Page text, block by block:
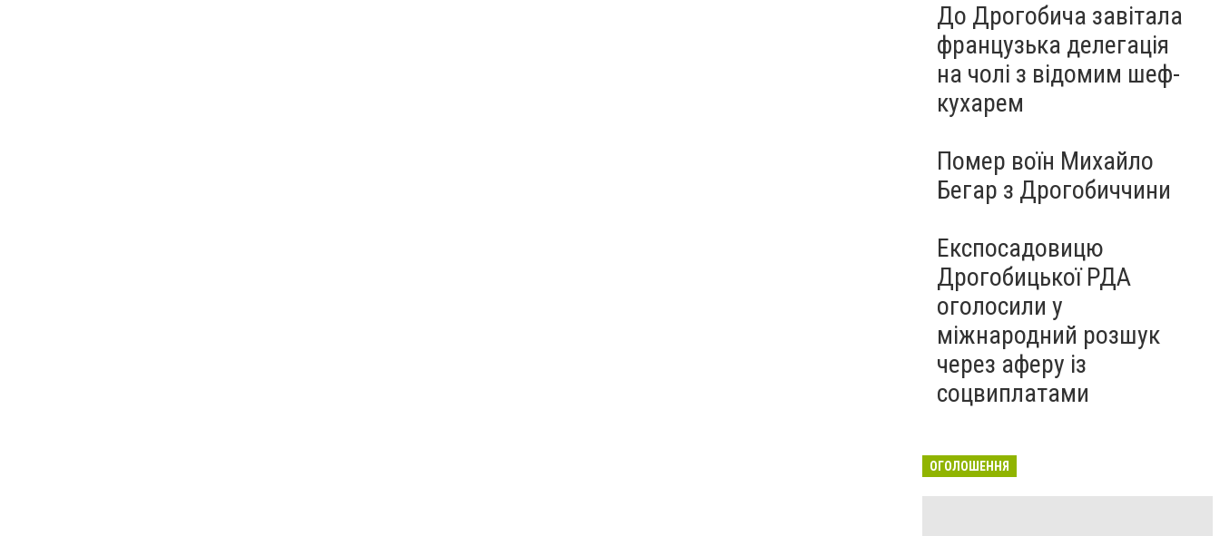
До Дрогобича завітала
французька делегація
на чолі з відомим шеф-
кухарем
Помер воїн Михайло
Бегар з Дрогобиччини
Експосадовицю
Дрогобицької РДА
оголосили у
міжнародний розшук
через аферу із
соцвиплатами
ОГОЛОШЕННЯ